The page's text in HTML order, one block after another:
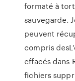
formaté à
sauvegarde.
peuvent
compris
effacés dans
fichiers